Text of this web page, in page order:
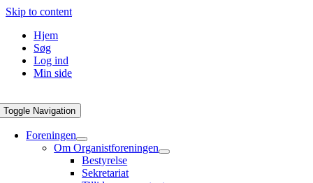
Skip to content
Hjem
Søg
Log ind
Min side
Toggle Navigation
Foreningen
Om Organistforeningen
Bestyrelse
Sekretariat